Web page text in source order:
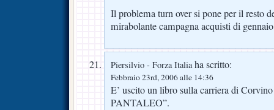
Il problema turn over si pone per il resto
mirabolante campagna acquisti di
Piersilvio - Forza Italiaha scritto:
Febbraio 23rd, 2006 alle 14:36
E’ uscito un libro sulla carriera di
PANTALEO”.